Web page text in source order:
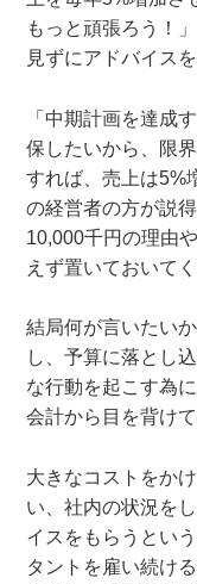
もっと頑張ろう！
見ずにアドバイス
「中期計画を達成
保したいから、限
すれば、売上は5%
の経営者の方が説
10,000千円の理由
えず置いておいて
結局何が言いたい
し、予算に落とし
な行動を起こす為
会計から目を背け
大きなコストをか
い、社内の状況を
イスをもらうとい
タントを雇い続け